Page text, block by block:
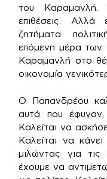
του
επιθέσεις.
ζητήματα
επόμενη μέρα των
Καραμανλή στο
οικονομία
Ο Παπανδρέου
αυτά που έφυγαν,
Καλείται να
Καλείται να
μιλώντας για τις
έχουμε να